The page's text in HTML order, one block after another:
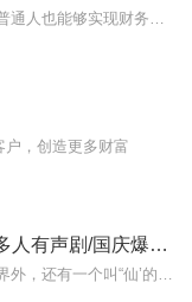
户，创造更多财富
【国庆钜献】奇幻魔法师/多人有声剧/国庆爆更七天乐